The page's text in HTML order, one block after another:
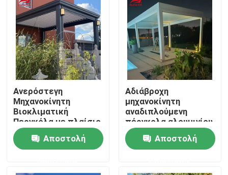
Σπίτι
Προϊόντα
Περίπου εμείς
Ανερόστεγη
Μηχανοκίνητη
Βιοκλιματική
Περγκόλα με πλαίσιο
6063-T5 Αλουμινίου
Αποστολή
Αδιάβροχη
μηχανοκίνητη
αναδιπλούμενη
πέργκολα αλουμινίου
με περσίδα οροφής
από κράμα
αλουμινίου 6063-T5
Αποστολή